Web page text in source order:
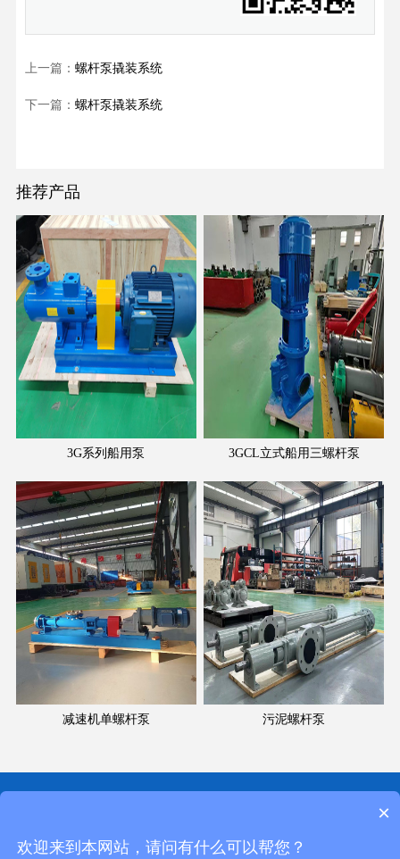
上一篇： 螺杆泵撬装系统
下一篇： 螺杆泵撬装系统
推荐产品
3G系列船用泵 3GCL立式船用三螺杆泵
减速机单螺杆泵 污泥螺杆泵
地址：河北省泊头市付庄开发区
Copyright © 2012-2030 沧州海硕螺杆泵有限公司 版权所有 备案号：
×
欢迎来到本网站，请问有什么可以帮您？